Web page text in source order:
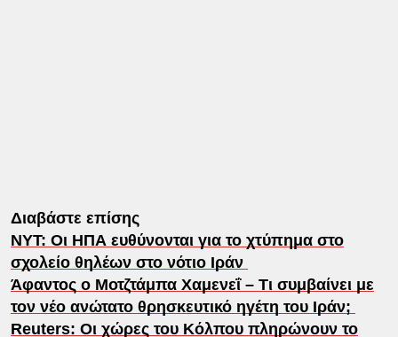
Διαβάστε επίσης
ΝΥΤ: Οι ΗΠΑ ευθύνονται για το χτύπημα στο
σχολείο θηλέων στο νότιο Ιράν
Άφαντος ο Μοτζτάμπα Χαμενεΐ – Τι συμβαίνει με
τον νέο ανώτατο θρησκευτικό ηγέτη του Ιράν;
Reuters: Οι χώρες του Κόλπου πληρώνουν το